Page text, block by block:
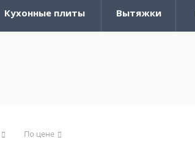
Кухонные плиты Вытяжки
По цене